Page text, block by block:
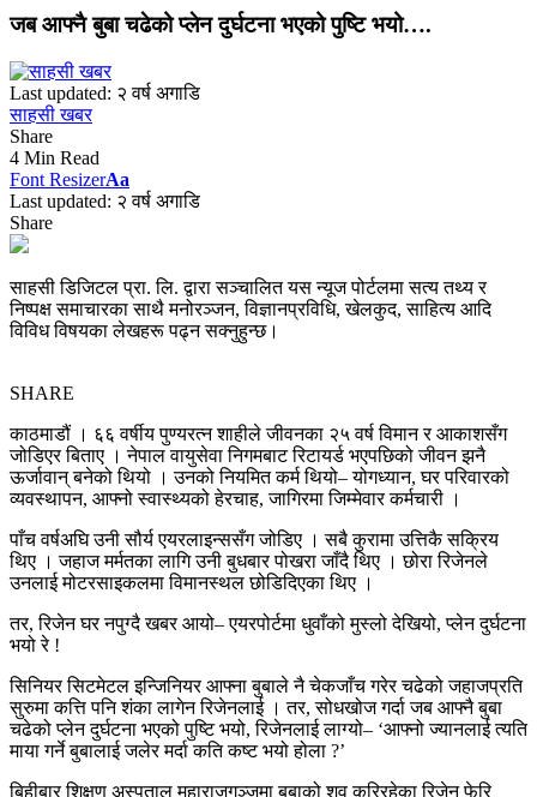
जब आफ्नै बुबा चढेको प्लेन दुर्घटना भएको पुष्टि भयो….
Last updated: २ वर्ष अगाडि
साहसी खबर
Share
4 Min Read
Font ResizerAa
Last updated: २ वर्ष अगाडि
Share
साहसी डिजिटल प्रा. लि. द्वारा सञ्चालित यस न्यूज पोर्टलमा सत्य तथ्य र
निष्पक्ष समाचारका साथै मनोरञ्जन, विज्ञानप्रविधि, खेलकुद, साहित्य आदि
विविध विषयका लेखहरू पढ्न सक्नुहुन्छ।
SHARE
काठमाडौं । ६६ वर्षीय पुण्यरत्न शाहीले जीवनका २५ वर्ष विमान र आकाशसँग
जोडिएर बिताए । नेपाल वायुसेवा निगमबाट रिटायर्ड भएपछिको जीवन झनै
ऊर्जावान् बनेको थियो । उनको नियमित कर्म थियो– योगध्यान, घर परिवारको
व्यवस्थापन, आफ्नो स्वास्थ्यको हेरचाह, जागिरमा जिम्मेवार कर्मचारी ।
पाँच वर्षअघि उनी सौर्य एयरलाइन्ससँग जोडिए । सबै कुरामा उत्तिकै सक्रिय
थिए । जहाज मर्मतका लागि उनी बुधबार पोखरा जाँदै थिए । छोरा रिजेनले
उनलाई मोटरसाइकलमा विमानस्थल छोडिदिएका थिए ।
तर, रिजेन घर नपुग्दै खबर आयो– एयरपोर्टमा धुवाँको मुस्लो देखियो, प्लेन दुर्घटना
भयो रे !
सिनियर सिटमेटल इन्जिनियर आफ्ना बुबाले नै चेकजाँच गरेर चढेको जहाजप्रति
सुरुमा कत्ति पनि शंका लागेन रिजेनलाई । तर, सोधखोज गर्दा जब आफ्नै बुबा
चढेको प्लेन दुर्घटना भएको पुष्टि भयो, रिजेनलाई लाग्यो– ‘आफ्नो ज्यानलाई त्यति
माया गर्ने बुबालाई जलेर मर्दा कति कष्ट भयो होला ?’
बिहीबार शिक्षण अस्पताल महाराजगञ्जमा बुबाको शव कुरिरहेका रिजेन फेरि